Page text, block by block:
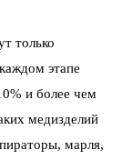
только
этапе
и более чем
медизделий
марля,